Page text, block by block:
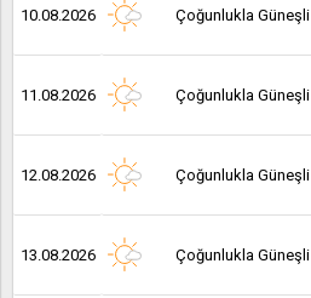
10.08.2026 Çoğunlukla Güneşli
11.08.2026 Çoğunlukla Güneşli
12.08.2026 Çoğunlukla Güneşli
13.08.2026 Çoğunlukla Güneşli